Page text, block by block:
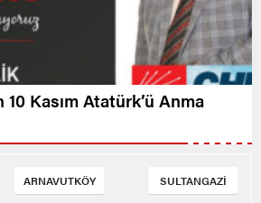
Kasım Atatürk’ü Anma
ARNAVUTKÖY SULTANGAZİ